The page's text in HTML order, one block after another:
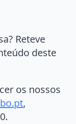
Reteve
deste
os nossos
,